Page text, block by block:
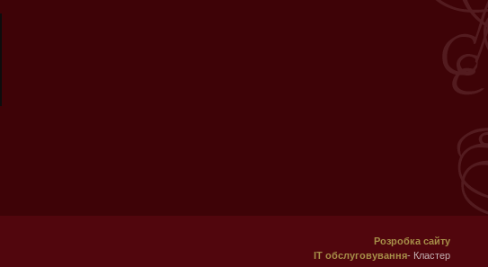
Розробка сайту
ІТ обслуговування- Кластер